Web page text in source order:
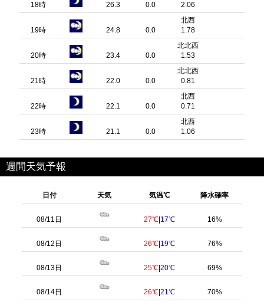
18時 26.3 0.0
2.06
19時 24.8 0.0
北西
1.78
20時 23.4 0.0
北北西
1.53
21時 22.0 0.0
北北西
0.81
22時 22.1 0.0
北西
0.71
23時 21.1 0.0
北西
1.06
週間天気予報
日付 天気 気温℃ 降水確率
08/11日 27℃ 17℃ 16%
08/12日 26℃ 19℃ 76%
08/13日 25℃ |20℃ 69%
08/14日 26℃ |21℃ 70%